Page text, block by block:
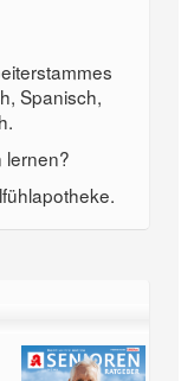
Spanisch,
lernen?